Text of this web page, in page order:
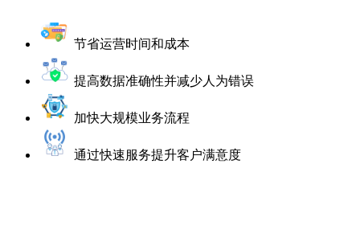
节省运营时间和成本
提高数据准确性并减少人为错误
加快大规模业务流程
通过快速服务提升客户满意度